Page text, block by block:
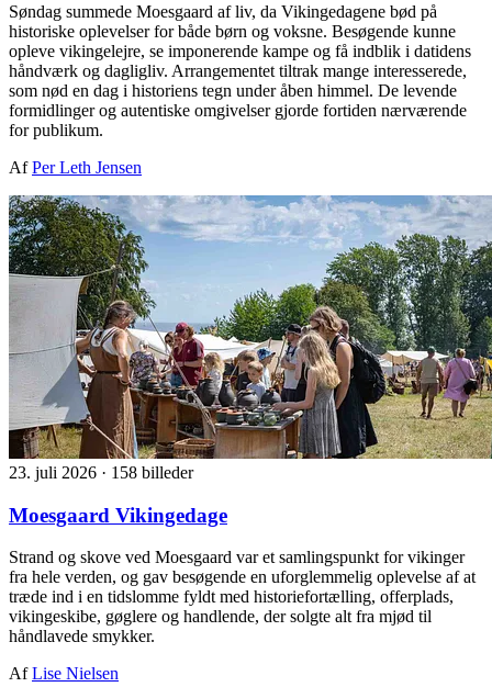
Søndag summede Moesgaard af liv, da Vikingedagene bød på
historiske oplevelser for både børn og voksne. Besøgende kunne
opleve vikingelejre, se imponerende kampe og få indblik i datidens
håndværk og dagligliv. Arrangementet tiltrak mange interesserede,
som nød en dag i historiens tegn under åben himmel. De levende
formidlinger og autentiske omgivelser gjorde fortiden nærværende
for publikum.
AfPer Leth Jensen
23. juli 2026 · 158 billeder
Moesgaard Vikingedage
Strand og skove ved Moesgaard var et samlingspunkt for vikinger
fra hele verden, og gav besøgende en uforglemmelig oplevelse af at
træde ind i en tidslomme fyldt med historiefortælling, offerplads,
vikingeskibe, gøglere og handlende, der solgte alt fra mjød til
håndlavede smykker.
AfLise Nielsen